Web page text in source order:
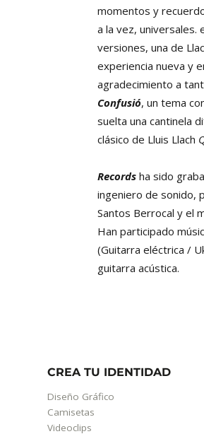
momentos y
a la vez, universales.
versiones, una de
experiencia nueva y
agradecimiento a
Confusió, un tema
suelta una cantinela
clásico de Lluis Llach
Recordsha sido
ingeniero de sonido,
Santos Berrocal y el
Han participado
(Guitarra eléctrica /
guitarra acústica.
CREA TU IDENTIDAD
Diseño Gráfico
Camisetas
Videoclips